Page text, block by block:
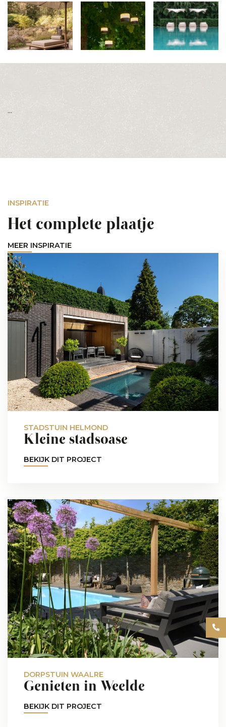
TOON ALLES
...
INSPIRATIE
Het complete plaatje
MEER INSPIRATIE
STADSTUIN HELMOND
Kleine stadsoase
BEKIJK DIT PROJECT
DORPSTUIN WAALRE
Genieten in Weelde
BEKIJK DIT PROJECT